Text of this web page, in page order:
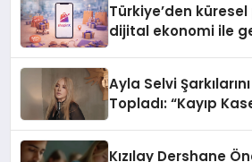
Türkiye’den
dijital ekonomi ile
Ayla Selvi
Topladı: “Kayıp
Kızılay Dershane